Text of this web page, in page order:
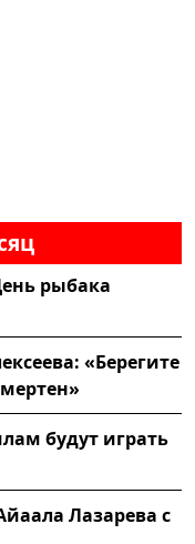
рыбака
«Берегите
будут играть
Лазарева с